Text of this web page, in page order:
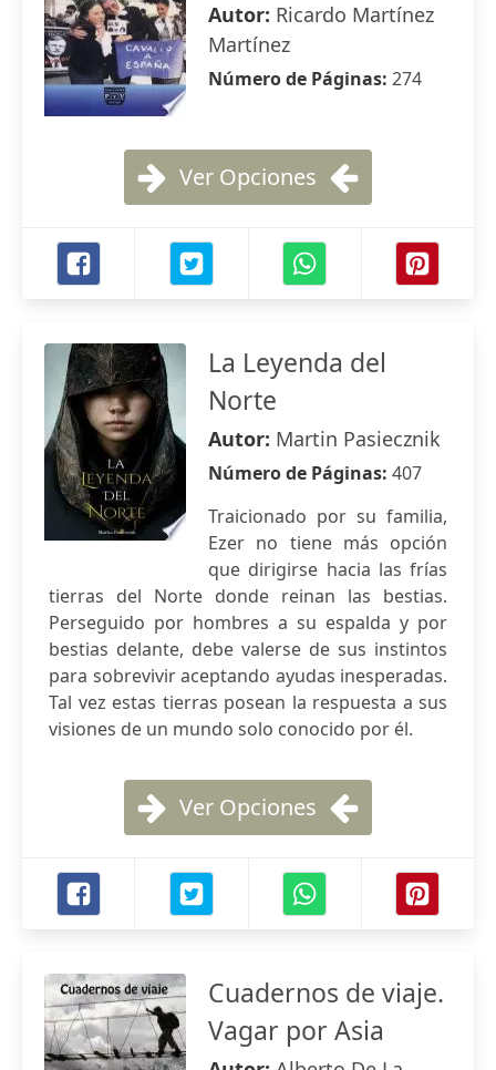
Autor: Ricardo Martínez
Martínez
Número de Páginas: 274
Ver Opciones
La Leyenda del
Norte
Autor: Martin Pasiecznik
Número de Páginas: 407
Traicionado por su familia,
Ezer no tiene más opción
que dirigirse hacia las frías
tierras del Norte donde reinan las bestias.
Perseguido por hombres a su espalda y por
bestias delante, debe valerse de sus instintos
para sobrevivir aceptando ayudas inesperadas.
Tal vez estas tierras posean la respuesta a sus
visiones de un mundo solo conocido por él.
Ver Opciones
Cuadernos de viaje.
Vagar por Asia